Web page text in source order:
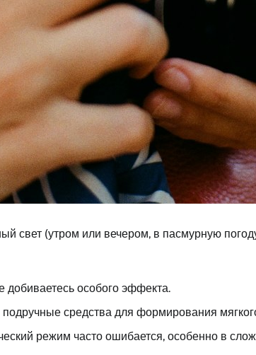
свет (утром или вечером, в пасмурную
добиваетесь особого эффекта.
подручные средства для формирования
режим часто ошибается, особенно в